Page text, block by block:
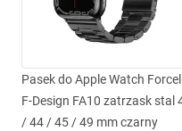
Pasek do Apple Watch Forcell
F-Design FA10 zatrzask stal
/ 44 / 45 / 49 mm czarny